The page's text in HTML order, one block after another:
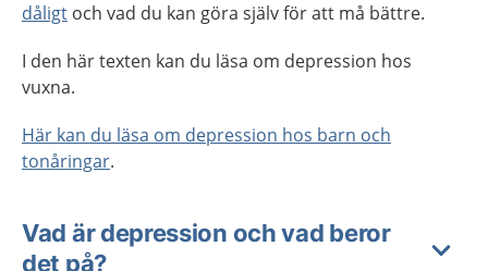
dåligt och vad du kan göra själv för att må bättre.
I den här texten kan du läsa om depression hos
vuxna.
Här kan du läsa om depression hos barn och
tonåringar.
Vad är depression och vad beror
det på?